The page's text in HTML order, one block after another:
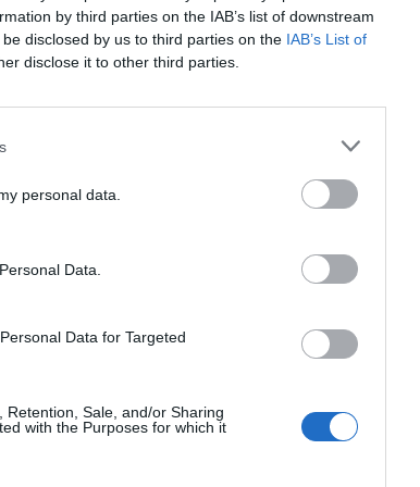
by third parties on the IAB’s list of downstream
disclosed by us to third parties on the IAB’s List of
disclose it to other third parties.
personal data.
Data.
Data for Targeted
Sale, and/or Sharing
with the Purposes for which it
összesített eredmények szerint.
a körzetekben, amelyekben a polgármesterjelöltek
mint 50 százalékát. A lengyel országos választási
eredménye között valamivel nagyobb a különbség...
tartozik, melynek olvasása előfizetéses